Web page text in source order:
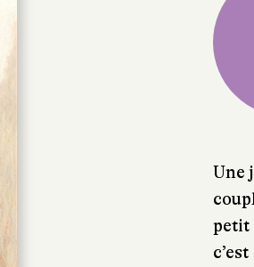
Une
petit